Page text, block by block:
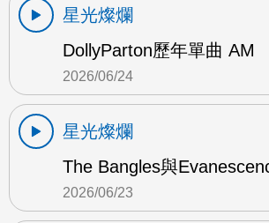
星光燦爛
DollyParton歷年單曲 AM
2026/06/24
星光燦爛
The Bangles與
2026/06/23